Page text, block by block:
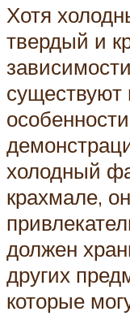
Хотя
твердый и
существуют
холодный
крахмале,
должен
других
которые